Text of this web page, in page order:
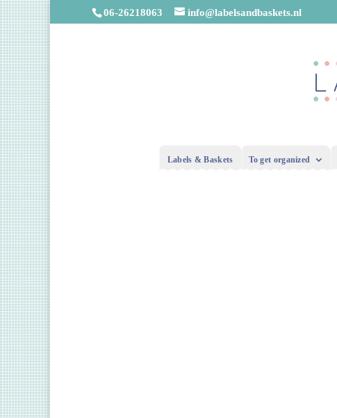
06-26218063 info@labelsandbaskets.nl
Labels & Baskets To get organized